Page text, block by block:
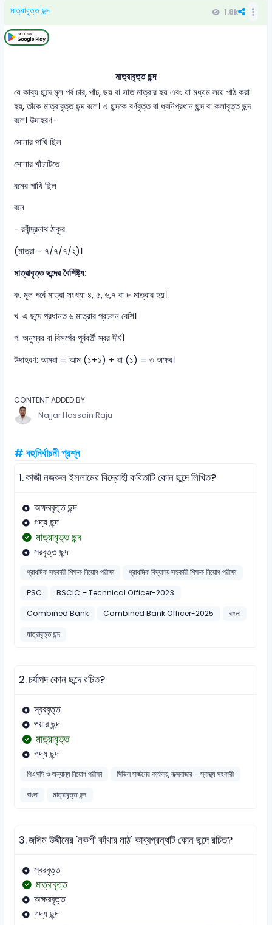
মাত্রাবৃত্ত ছন্দ 1.8k
মাত্রাবৃত্ত ছন্দ
যে কাব্য ছন্দে মূল পর্ব চার, পাঁচ, ছয় বা সাত মাত্রার হয় এবং যা মধ্যম লয়ে পাঠ করা
হয়, তাঁকে মাত্রাবৃত্ত ছন্দ বলে। এ ছন্দকে বর্ণবৃত্ত বা ধ্বনিপ্রধান ছন্দ বা কলাবৃত্ত ছন্দ
বলে। উদাহরণ-
সোনার পাখি ছিল
সোনার খাঁচাটিতে
বনের পাখি ছিল
বনে
- রবীন্দ্রনাথ ঠাকুর
(মাত্রা - ৭/৭/৭/২)।
মাত্রাবৃত্ত ছন্দের বৈশিষ্ট্য:
ক. মূল পর্বে মাত্রা সংখ্যা ৪, ৫, ৬,৭ বা ৮ মাত্রার হয়।
খ. এ ছন্দে প্রধানত ৬ মাত্রার প্রচলন বেশি।
গ. অনুস্বর বা বিসর্গের পূর্ববর্তী স্বর দীর্ঘ।
উদাহরণ: আমরা = আম (১+১) + রা (১) = ৩ অক্ষর।
CONTENT ADDED BY
Najjar Hossain Raju
# বহুনির্বাচনী প্রশ্ন
1.কাজী নজরুল ইসলামের বিদ্রোহী কবিতাটি কোন ছন্দে লিখিত?
অক্ষরবৃত্ত ছন্দ
গদ্য ছন্দ
মাত্রাবৃত্ত ছন্দ
সরবৃত্ত ছন্দ
প্রাথমিক সহকারী শিক্ষক নিয়োগ পরীক্ষা
প্রাথমিক বিদ্যালয় সহকারী শিক্ষক নিয়োগ পরীক্ষা
PSC
BSCIC – Technical Officer-2023
Combined Bank
Combined Bank Officer-2025
বাংলা
মাত্রাবৃত্ত ছন্দ
2.চর্যাপদ কোন ছন্দে রচিত?
স্বরবৃত্ত
পয়ার ছন্দ
মাত্রাবৃত্ত
গদ্য ছন্দ
পিএসসি ও অন্যান্য নিয়োগ পরীক্ষা
সিভিল সার্জনের কার্যালয়, কক্সবাজার - স্বাস্থ্য সহকারী
বাংলা
মাত্রাবৃত্ত ছন্দ
3.জসিম উদ্দীনের 'নকশী কাঁথার মাঠ' কাব্যগ্রন্থটি কোন ছন্দে রচিত?
স্বরবৃত্ত
মাত্রাবৃত্ত
অক্ষরবৃত্ত
গদ্য ছন্দ